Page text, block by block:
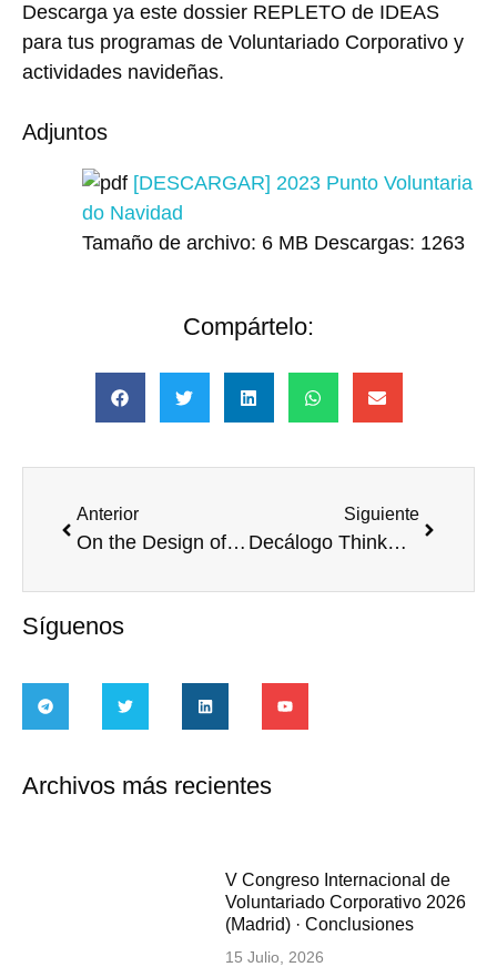
Descarga ya este dossier REPLETO de IDEAS
para tus programas de Voluntariado Corporativo y
actividades navideñas.
Adjuntos
[DESCARGAR] 2023 Punto Voluntaria
do Navidad
Tamaño de archivo: 6 MB Descargas: 1263
Compártelo:
Anterior
On the Design of Volunteer Programmes to facilitate the entry and re-entry of young people into work
Siguiente
Decálogo ThinkXSocial
Síguenos
Archivos más recientes
V Congreso Internacional de
Voluntariado Corporativo 2026
(Madrid) · Conclusiones
15 Julio, 2026